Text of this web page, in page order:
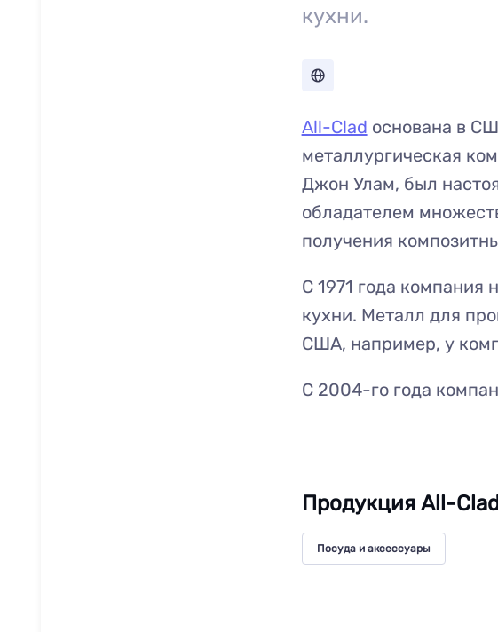
кухни.
All-Clad основана в
металлургическая
Джон Улам, был
обладателем
получения
С 1971 года компания
кухни. Металл для
США, например, у
С 2004-го года
Продукция All-
Посуда и аксессуары